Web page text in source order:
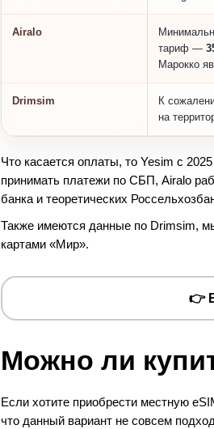
Airalo
тариф —
Марокко
Drimsim
К
на
Что касается оплаты, то Yesim с
принимать платежи по СБП, Airalo
банка и теоретических
Также имеются данные по Drimsim,
картами «Мир».
👉
Можно ли
Если хотите приобрести местную
что данный вариант не совсем